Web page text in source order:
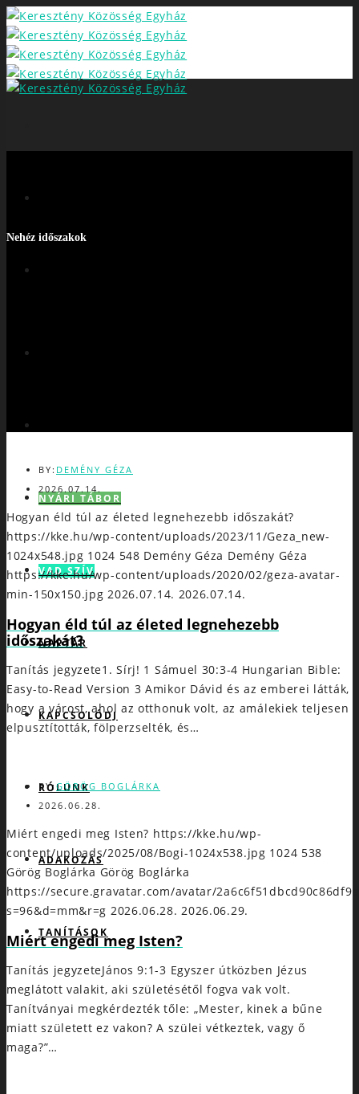
NYÁRI TÁBOR
VAD SZÍV
NAPTÁR
KAPCSOLÓDJ
RÓLUNK
ADAKOZÁS
TANÍTÁSOK
Nehéz időszakok
BY: DEMÉNY GÉZA
2026.07.14.
Hogyan éld túl az életed legnehezebb időszakát?
https://kke.hu/wp-content/uploads/2023/11/Geza_new-
1024x548.jpg 1024 548 Demény Géza Demény Géza
https://kke.hu/wp-content/uploads/2020/02/geza-avatar-
min-150x150.jpg 2026.07.14. 2026.07.14.
Hogyan éld túl az életed legnehezebb
időszakát?
Tanítás jegyzete1. Sírj! 1 Sámuel 30:3-4 Hungarian Bible:
Easy-to-Read Version 3 Amikor Dávid és az emberei látták,
hogy a várost, ahol az otthonuk volt, az amálekiek teljesen
elpusztították, fölperzselték, és…
BY: GÖRÖG BOGLÁRKA
2026.06.28.
Miért engedi meg Isten? https://kke.hu/wp-
content/uploads/2025/08/Bogi-1024x538.jpg 1024 538
Görög Boglárka Görög Boglárka
https://secure.gravatar.com/avatar/
s=96&d=mm&r=g 2026.06.28. 2026.06.29.
Miért engedi meg Isten?
Tanítás jegyzeteJános 9:1-3 Egyszer útközben Jézus
meglátott valakit, aki születésétől fogva vak volt.
Tanítványai megkérdezték tőle: „Mester, kinek a bűne
miatt született ez vakon? A szülei vétkeztek, vagy ő
maga?”…